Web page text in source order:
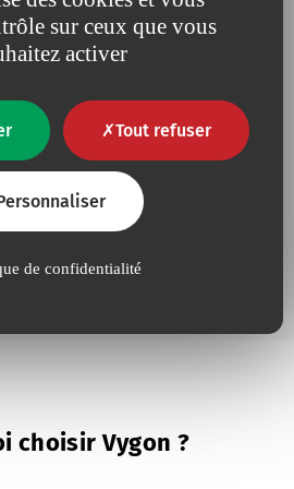
sur ceux que vous
activer
Tout refuser
de confidentialité
et les accidents vasculaires
cause de décès dans le
décès prématurés dus aux
et aux accidents vasculaires
être évités si un plus grand
étaient sensibilisées à la
et aux soins d’urgence.
choisir Vygon ?